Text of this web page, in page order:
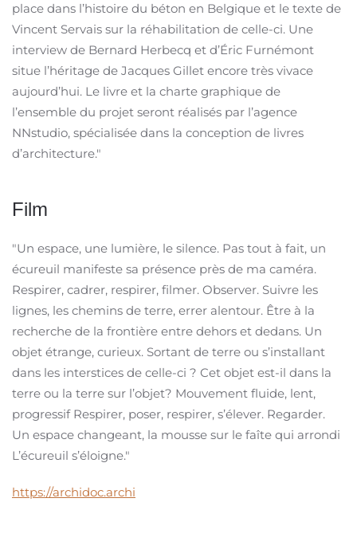
place dans l’histoire du béton en Belgique et le texte de
Vincent Servais sur la réhabilitation de celle-ci. Une
interview de Bernard Herbecq et d’Éric Furnémont
situe l’héritage de Jacques Gillet encore très vivace
aujourd’hui. Le livre et la charte graphique de
l’ensemble du projet seront réalisés par l’agence
NNstudio, spécialisée dans la conception de livres
d’architecture."
Film
"Un espace, une lumière, le silence. Pas tout à fait, un
écureuil manifeste sa présence près de ma caméra.
Respirer, cadrer, respirer, filmer. Observer. Suivre les
lignes, les chemins de terre, errer alentour. Être à la
recherche de la frontière entre dehors et dedans. Un
objet étrange, curieux. Sortant de terre ou s’installant
dans les interstices de celle-ci ? Cet objet est-il dans la
terre ou la terre sur l’objet? Mouvement fluide, lent,
progressif Respirer, poser, respirer, s’élever. Regarder.
Un espace changeant, la mousse sur le faîte qui arrondi
L’écureuil s’éloigne."
https://archidoc.archi